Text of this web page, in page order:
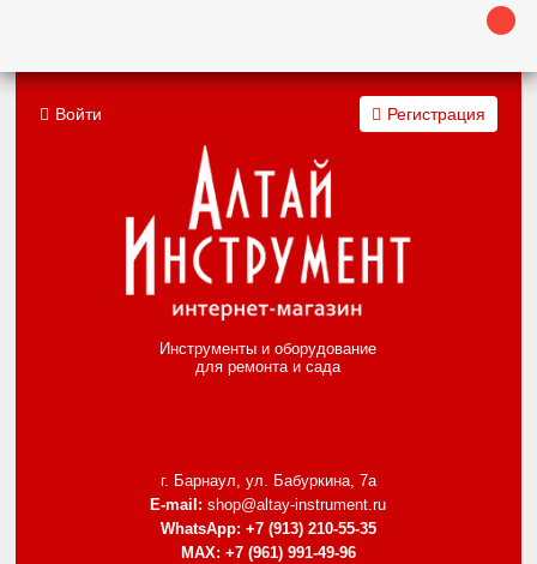
Инструменты и оборудование
для ремонта и сада
г. Барнаул, ул. Бабуркина, 7а
E-mail: shop@altay-instrument.ru
WhatsApp: +7 (913) 210-55-35
MAX: +7 (961) 991-49-96
Войти Регистрация